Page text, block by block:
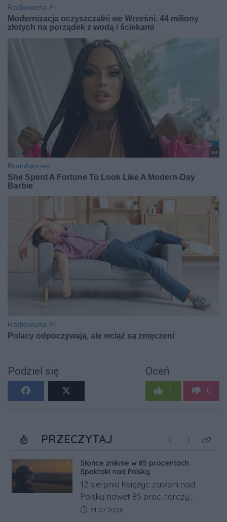
Podziel się Oceń
1 0
PRZECZYTAJ Poprzednie
NastępneKliknij
Słońce zniknie w 85 procentach.
Spektakl nad Polską
12 sierpnia Księżyc zasłoni nad
Polską nawet 85 proc. tarczy
Słońca. Największe zaćmienie od 27
Data dodania artykułu:
31.07.2026